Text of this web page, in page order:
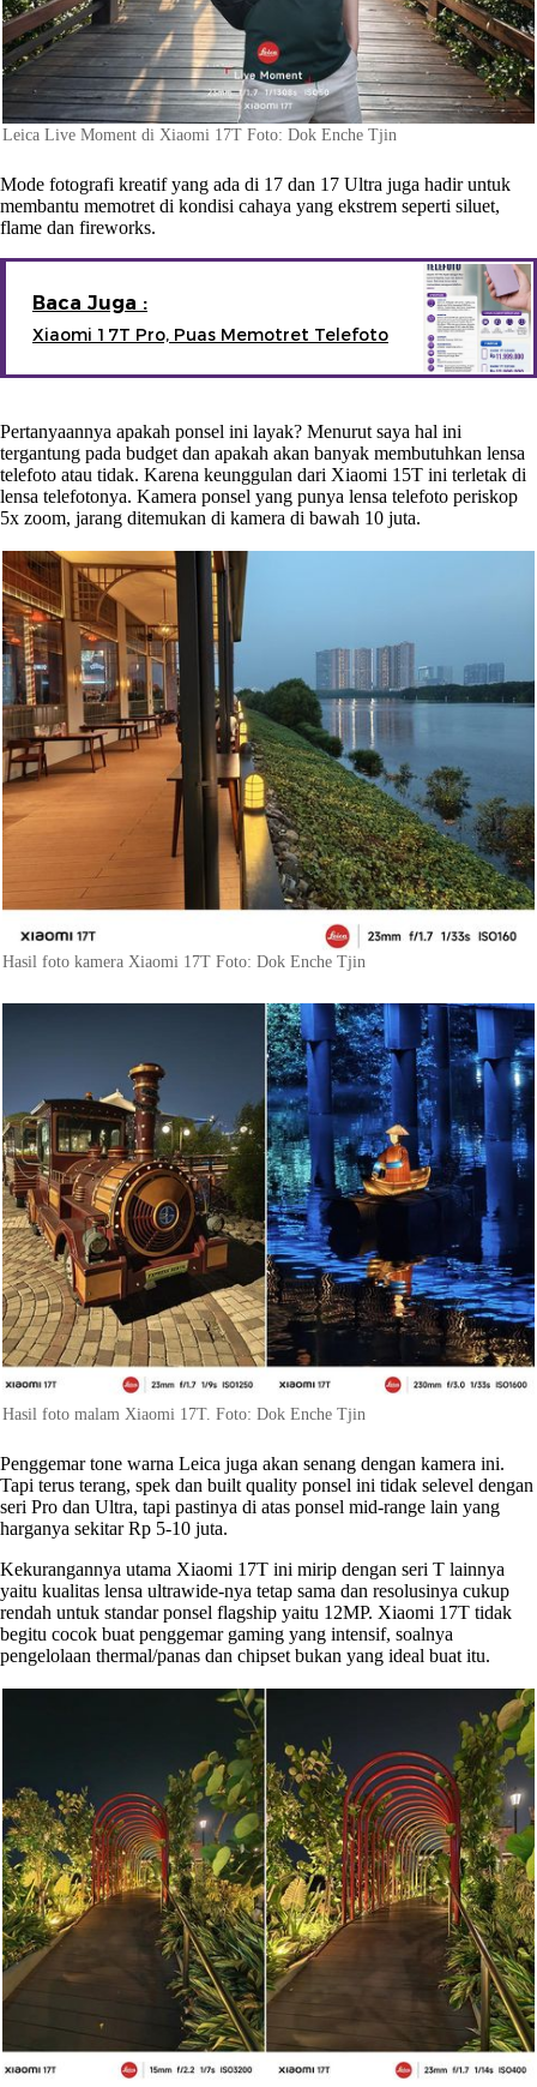
Leica Live Moment di Xiaomi 17T Foto: Dok Enche Tjin
Mode fotografi kreatif yang ada di 17 dan 17 Ultra juga hadir untuk
membantu memotret di kondisi cahaya yang ekstrem seperti siluet,
flame dan fireworks.
Baca Juga :
Xiaomi 17T Pro, Puas Memotret Telefoto
Pertanyaannya apakah ponsel ini layak? Menurut saya hal ini
tergantung pada budget dan apakah akan banyak membutuhkan lensa
telefoto atau tidak. Karena keunggulan dari Xiaomi 15T ini terletak di
lensa telefotonya. Kamera ponsel yang punya lensa telefoto periskop
5x zoom, jarang ditemukan di kamera di bawah 10 juta.
Hasil foto kamera Xiaomi 17T Foto: Dok Enche Tjin
Hasil foto malam Xiaomi 17T. Foto: Dok Enche Tjin
Penggemar tone warna Leica juga akan senang dengan kamera ini.
Tapi terus terang, spek dan built quality ponsel ini tidak selevel dengan
seri Pro dan Ultra, tapi pastinya di atas ponsel mid-range lain yang
harganya sekitar Rp 5-10 juta.
Kekurangannya utama Xiaomi 17T ini mirip dengan seri T lainnya
yaitu kualitas lensa ultrawide-nya tetap sama dan resolusinya cukup
rendah untuk standar ponsel flagship yaitu 12MP. Xiaomi 17T tidak
begitu cocok buat penggemar gaming yang intensif, soalnya
pengelolaan thermal/panas dan chipset bukan yang ideal buat itu.